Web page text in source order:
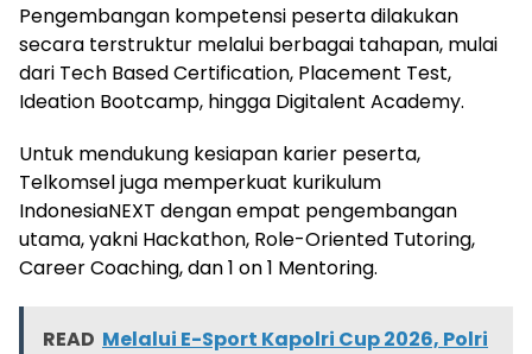
Pengembangan kompetensi peserta dilakukan
secara terstruktur melalui berbagai tahapan, mulai
dari Tech Based Certification, Placement Test,
Ideation Bootcamp, hingga Digitalent Academy.
Untuk mendukung kesiapan karier peserta,
Telkomsel juga memperkuat kurikulum
IndonesiaNEXT dengan empat pengembangan
utama, yakni Hackathon, Role-Oriented Tutoring,
Career Coaching, dan 1 on 1 Mentoring.
READ Melalui E-Sport Kapolri Cup 2026, Polri